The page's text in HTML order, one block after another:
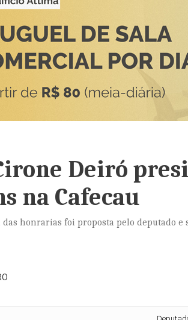
Deiró
na Cafecau
das honrarias foi proposta pelo deputado